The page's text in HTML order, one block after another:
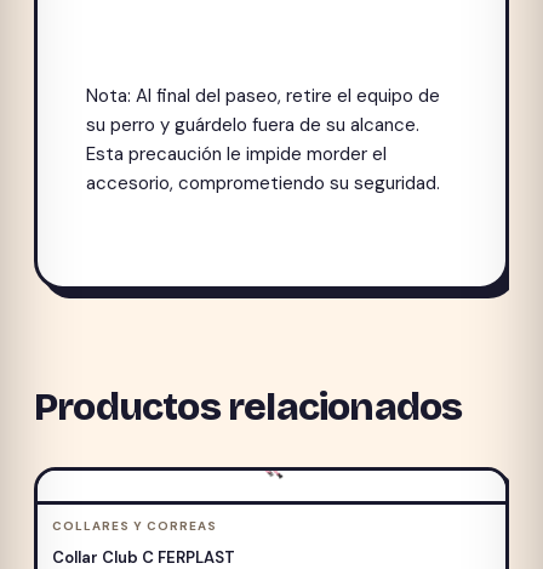
Nota: Al final del paseo, retire el equipo de
su perro y guárdelo fuera de su alcance.
Esta precaución le impide morder el
accesorio, comprometiendo su seguridad.
Productos relacionados
COLLARES Y CORREAS
Collar Club C FERPLAST